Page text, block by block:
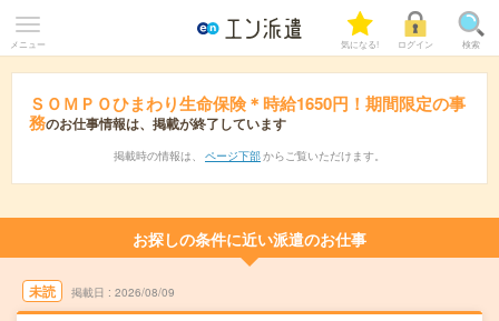
メニュー 気になる! ログイン 検索
ＳＯＭＰＯひまわり生命保険＊時給1650円！期間限定の事
務のお仕事情報は、掲載が終了しています
掲載時の情報は、 ページ下部 からご覧いただけます。
お探しの条件に近い派遣のお仕事
未読 掲載日 2026/08/09